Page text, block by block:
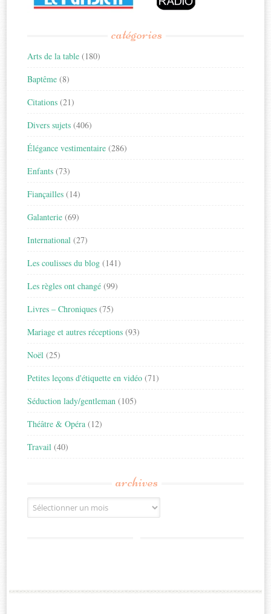
catégories
Arts de la table (180)
Baptême (8)
Citations (21)
Divers sujets (406)
Élégance vestimentaire (286)
Enfants (73)
Fiançailles (14)
Galanterie (69)
International (27)
Les coulisses du blog (141)
Les règles ont changé (99)
Livres – Chroniques (75)
Mariage et autres réceptions (93)
Noël (25)
Petites leçons d'étiquette en vidéo (71)
Séduction lady/gentleman (105)
Théâtre & Opéra (12)
Travail (40)
archives
Archives